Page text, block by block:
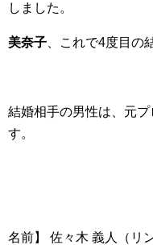
しました。
美奈子 、これで4度目の
結婚相手の男性は、元
す。
名前】 佐々木 義人（リ